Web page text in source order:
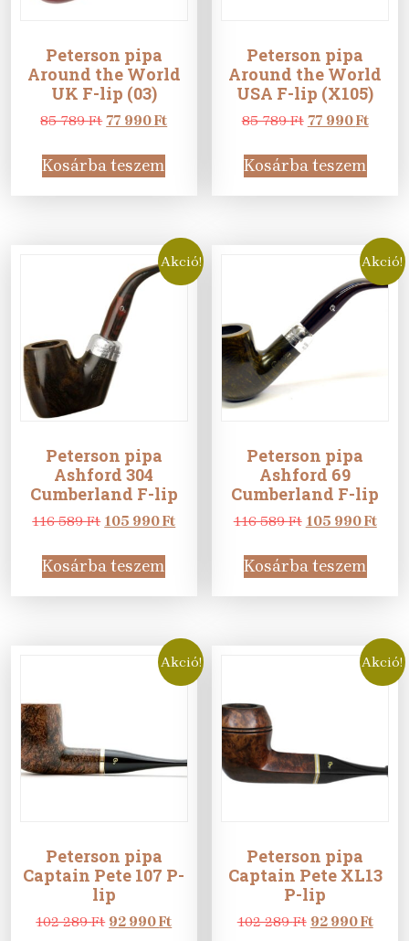
Peterson pipa
Around the World
UK F-lip (03)
85 789Ft Original
was:
85
789 Ft.
77 990FtCurrent
990 Ft.
Kosárba teszem
Peterson pipa
Around the World
USA F-lip (X105)
85 789Ft Original
was:
85
789 Ft.
77 990Ft
990
Kosárba teszem
Akció!
Peterson pipa
Ashford 304
Cumberland F-lip
116 589Ft Original
was:
116
589 Ft.
105 990FtCurrent
990 Ft.
Kosárba teszem
Akció!
Peterson pipa
Ashford 69
Cumberland F-lip
116 589Ft Original
was:
116
589 Ft.
105 990Ft
990
Kosárba teszem
Akció!
Peterson pipa
Captain Pete 107 P-
lip
102 289Ft Original
92 990FtCurrent
Akció!
Peterson pipa
Captain Pete XL13
P-lip
102 289Ft Original
92 990Ft